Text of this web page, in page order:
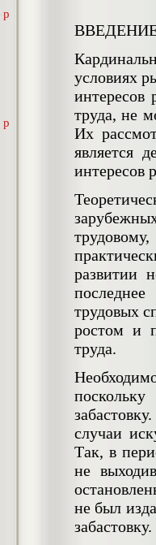
р
р
условиях
интересов
труда, не
Их
является
интересов
развитии
трудовых
ростом и
труда.
случаи
Так, в
не
не был
забастовку.